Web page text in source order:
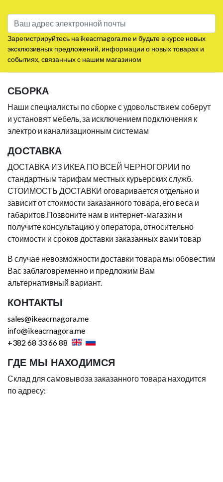
Зарегистрируйтесь на ikeacrnagora.me и будьте в курсе новых
эксклюзивных предложений, информации о новых товарах и
событиях, связанных с нашим магазином
СБОРКА
Наши специалисты по сборке с удовольствием соберут
и установят мебель, за исключением подключения к
электро и канализационным системам
ДОСТАВКА
ДОСТАВКА ИЗ ИКЕА ПО ВСЕЙ ЧЕРНОГОРИИ по
стандартным тарифам местных курьерских служб.
СТОИМОСТЬ ДОСТАВКИ оговаривается отдельно и
зависит от стоимости заказанного товара, его веса и
габаритов.Позвоните нам в интернет-магазин и
получите консультацию у оператора, относительно
стоимости и сроков доставки заказанных вами товар
В случае невозможности доставки товара мы обовестим
Вас заблаговременно и предложим Вам
альтернативный вариант.
КОНТАКТЫ
sales@ikeacrnagora.me
info@ikeacrnagora.me
+382 68 33 66 88
ГДЕ МЫ НАХОДИМСЯ
Склад для самовывоза заказанного товара находится
по адресу: